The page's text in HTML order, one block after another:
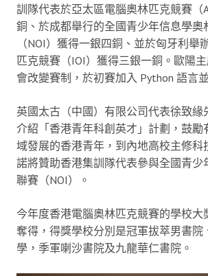
訓隊代表於亞太區電腦奧林匹克競賽（
銅、於成都舉行的全國青少年信息學奧
（NOI）獲得一銀四銅、並於匈牙利舉
匹克競賽（IOI）獲得三銀一銅。歐陽
會改變賽制，於初賽加入 Python 語言
英國太古（中國）有限公司代表徐致緣
介紹「香港青年科創英才」計劃，鼓勵
域發展的香港青年，到內地高校主修科
諾將贊助香港集訓隊代表參與全國青少
聯賽（NOI）。
今年度香港電腦奧林匹克競賽的學校大
奪得，得獎學校分別是冠軍拔萃男書院
學，季軍喇沙書院及九龍華仁書院。